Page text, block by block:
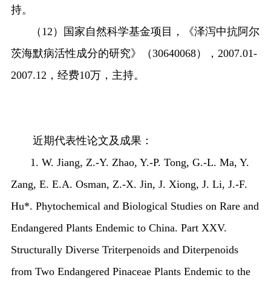
持。
（ 12 ）国家自然科学基金项目，《泽泻中抗阿尔
茨海默病活性成分的研究》（30640068）， 2007.01-
2007.12 ，经费10万，主持。
近期代表性论文及成果：
1. W. Jiang, Z.-Y. Zhao, Y.-P. Tong, G.-L. Ma, Y.
Zang, E. E.A. Osman, Z.-X. Jin, J. Xiong, J. Li, J.-F.
Hu*. Phytochemical and Biological Studies on Rare and
Endangered Plants Endemic to China. Part XXV.
Structurally Diverse Triterpenoids and Diterpenoids
from Two Endangered Pinaceae Plants Endemic to the